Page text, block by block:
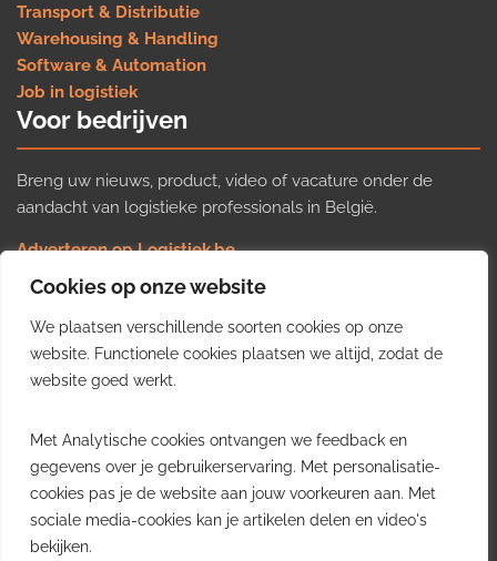
Cookies op onze website
We plaatsen verschillende soorten cookies op onze
website. Functionele cookies plaatsen we altijd, zodat de
website goed werkt.
Met Analytische cookies ontvangen we feedback en
gegevens over je gebruikerservaring. Met personalisatie-
cookies pas je de website aan jouw voorkeuren aan. Met
sociale media-cookies kan je artikelen delen en video's
bekijken.
Transport & Distributie
Warehousing & Handling
Software & Automation
Job in logistiek
Voor bedrijven
Breng uw nieuws, product, video of vacature onder de
aandacht van logistieke professionals in België.
Adverteren op Logistiek.be
Nieuws insturen
Uw video op Logistiek.TV
Job plaatsen
Gratis wekelijkse update
inzichten uit de Belgische logistieke sector in uw inbox.
Ontvang je gratis
wekelijkse update